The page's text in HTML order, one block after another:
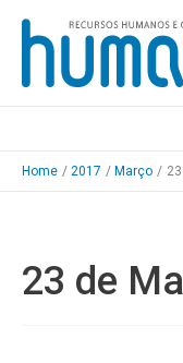
Skip
content
Home 2017 Março 23
23 de